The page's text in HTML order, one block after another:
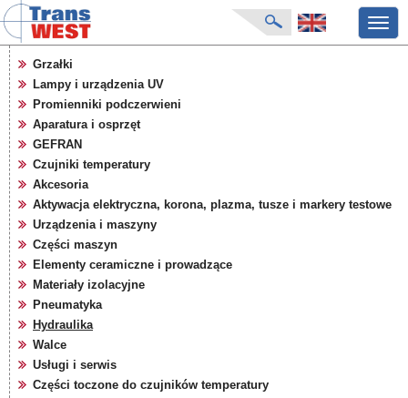
strona główna
aktualności
o firmie
katalog produktów
producenci
karty zapytań
pliki do pobrania
targi
Grzałki
Lampy i urządzenia UV
Promienniki podczerwieni
Aparatura i osprzęt
GEFRAN
Czujniki temperatury
Akcesoria
Aktywacja elektryczna, korona, plazma, tusze i markery testowe
Urządzenia i maszyny
Części maszyn
Elementy ceramiczne i prowadzące
Materiały izolacyjne
Pneumatyka
Hydraulika
Walce
Usługi i serwis
Części toczone do czujników temperatury